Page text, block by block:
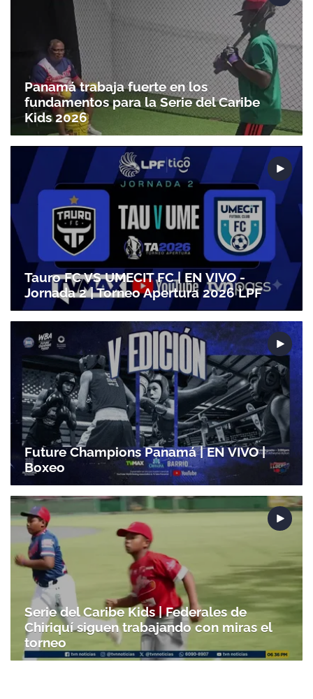
Gracias por suscribirte a nuestro boletín.
ACEPTAR
Panamá trabaja fuerte en los
fundamentos para la Serie del Caribe
Kids 2026
Tauro FC VS UMECIT FC | EN VIVO -
Jornada 2 | Torneo Apertura 2026 LPF
Future Champions Panamá | EN VIVO |
Boxeo
Serie del Caribe Kids | Federales de
Chiriquí siguen trabajando con miras el
torneo